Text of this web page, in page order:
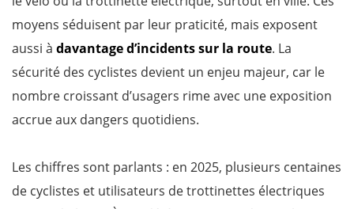
moyens séduisent par leur praticité, mais exposent
aussi à davantage d’incidents sur la route. La
sécurité des cyclistes devient un enjeu majeur, car le
nombre croissant d’usagers rime avec une exposition
accrue aux dangers quotidiens.
Les chiffres sont parlants : en 2025, plusieurs centaines
de cyclistes et utilisateurs de trottinettes électriques